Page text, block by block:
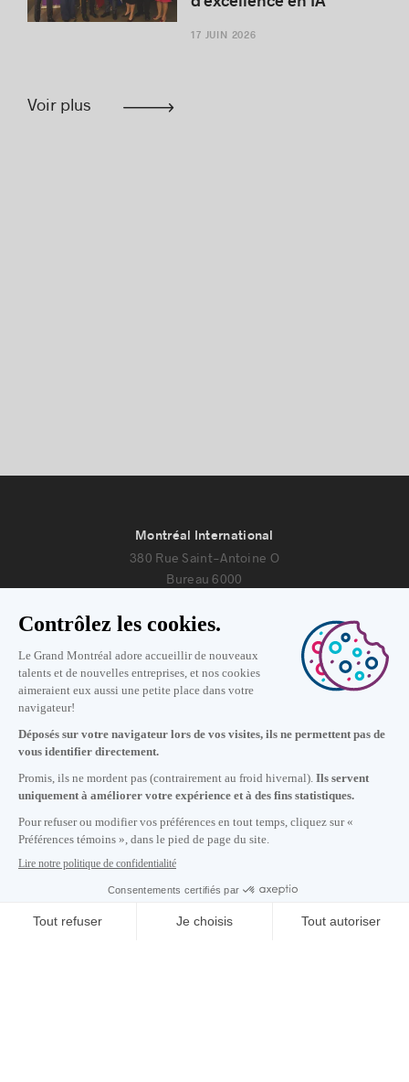
17 JUIN 2026
Voir plus
S'abonner à notre infolettre
Carrières
À propos de nous
Montréal International
380 Rue Saint-Antoine O
Bureau 6000
Nous joindre
Lundi au vendredi de 8h30 à 17h.